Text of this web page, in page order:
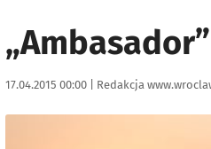
Data publikacji:
17.04.2015 00:00 | Autor:
Redakcja